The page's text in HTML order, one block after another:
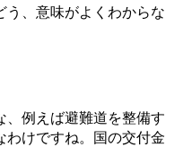
、意味がよくわからな
例えば避難道を整備す
わけですね。国の交付金